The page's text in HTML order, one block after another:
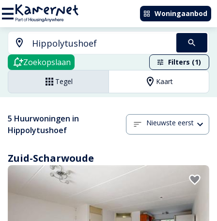
Woningaanbod
Zoekopslaan Filters (1)
Tegel Kaart
5 Huurwoningen in
Hippolytushoef
Nieuwste eerst
Zuid-Scharwoude